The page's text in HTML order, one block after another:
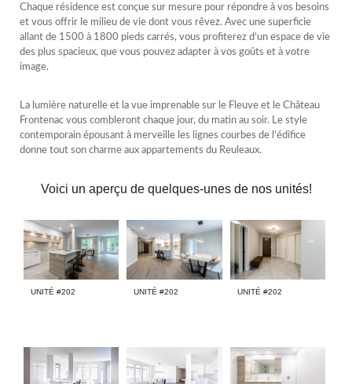
Chaque résidence est conçue sur mesure pour répondre à vos besoins
et vous offrir le milieu de vie dont vous rêvez. Avec une superficie
allant de 1500 à 1800 pieds carrés, vous profiterez d’un espace de vie
des plus spacieux, que vous pouvez adapter à vos goûts et à votre
image.
La lumière naturelle et la vue imprenable sur le Fleuve et le Château
Frontenac vous combleront chaque jour, du matin au soir. Le style
contemporain épousant à merveille les lignes courbes de l’édifice
donne tout son charme aux appartements du Reuleaux.
Voici un aperçu de quelques-unes de nos unités!
UNITÉ #202 UNITÉ #202 UNITÉ #202